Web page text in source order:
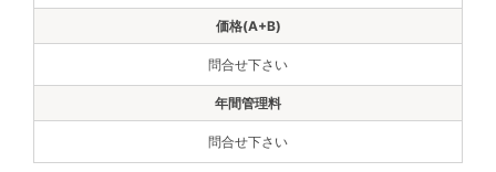
問合せ下さい
問合せ下さい